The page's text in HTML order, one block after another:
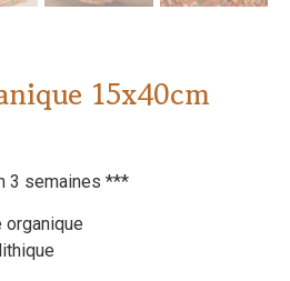
15x40cm
3 semaines ***
organique